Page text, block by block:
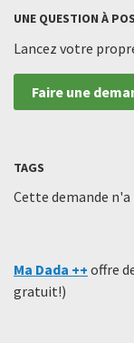
UNE QUESTION À
Lancez votre
Faire une
TAGS
Cette demande n'a
Ma Dada ++ offre
gratuit!)